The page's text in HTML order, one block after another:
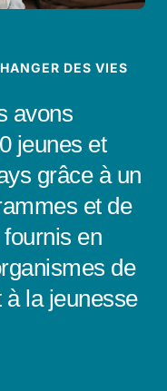
DES VIES
avons
jeunes et
grâce à un
et de
en
de
à la jeunesse